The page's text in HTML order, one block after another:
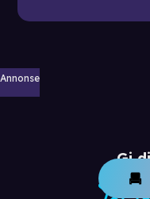
Annonse
Gi